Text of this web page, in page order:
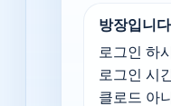
방장입니다
로그인 하
로그인 시
클로드 아